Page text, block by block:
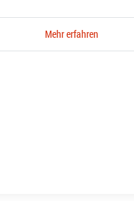
Mehr erfahren